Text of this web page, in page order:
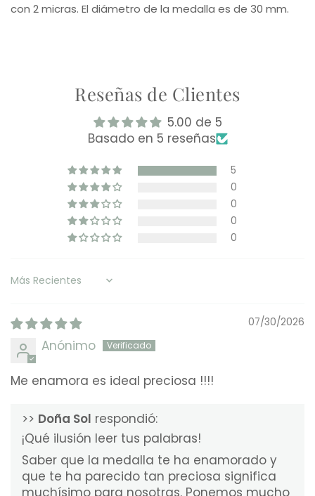
con 2 micras. El diámetro de la medalla es de 30 mm.
Reseñas de Clientes
5.00 de 5
Basado en 5 reseñas
5
0
0
0
0
Sort by
07/30/2026
Anónimo
Me enamora es ideal preciosa !!!!
>> Doña Sol respondió:
¡Qué ilusión leer tus palabras!
Saber que la medalla te ha enamorado y
que te ha parecido tan preciosa significa
muchísimo para nosotras. Ponemos mucho